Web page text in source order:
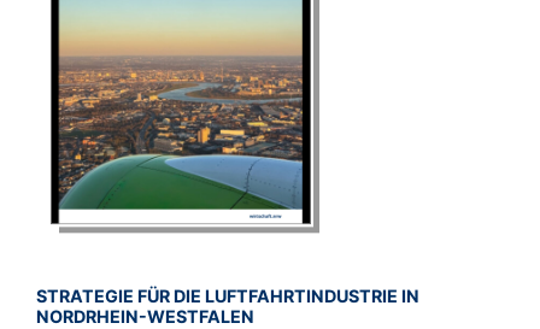
BROSCHÜRE:
STRATEGIE FÜR DIE LUFTFAHRTINDUSTRIE IN
NORDRHEIN-WESTFALEN